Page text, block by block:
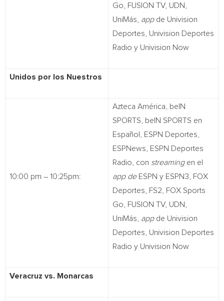
Go, FUSION TV, UDN,
UniMás, appde Univision
Deportes, Univision Deportes
Radio y Univision Now
Unidos por los Nuestros
10:00 pm – 10:25pm:
Azteca América, beIN
SPORTS, beIN SPORTS en
Español, ESPN Deportes,
ESPNews, ESPN Deportes
Radio, con streamingen el
app de ESPN y ESPN3, FOX
Deportes, FS2, FOX Sports
Go, FUSION TV, UDN,
UniMás, appde Univision
Deportes, Univision Deportes
Radio y Univision Now
Veracruz vs. Monarcas